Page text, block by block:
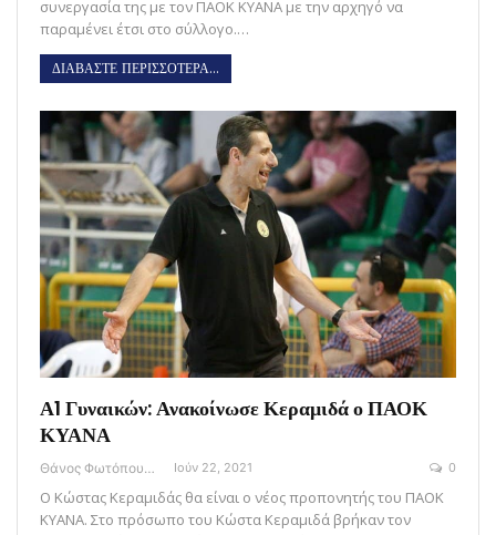
συνεργασία της με τον ΠΑΟΚ ΚΥΑΝΑ με την αρχηγό να
παραμένει έτσι στο σύλλογο.…
ΔΙΑΒΑΣΤΕ ΠΕΡΙΣΣΟΤΕΡΑ...
Α1 Γυναικών: Ανακοίνωσε Κεραμιδά ο ΠΑΟΚ
ΚΥΑΝΑ
Θάνος Φωτόπουλος Ιούν 22, 2021 0
Ο Κώστας Κεραμιδάς θα είναι ο νέος προπονητής του ΠΑΟΚ
ΚΥΑΝΑ. Στο πρόσωπο του Κώστα Κεραμιδά βρήκαν τον